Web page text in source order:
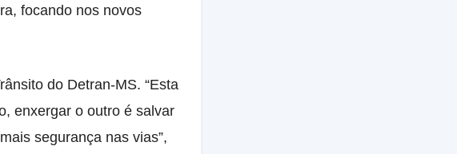
focando nos novos
do Detran-MS. “Esta
enxergar o outro é salvar
segurança nas vias”,